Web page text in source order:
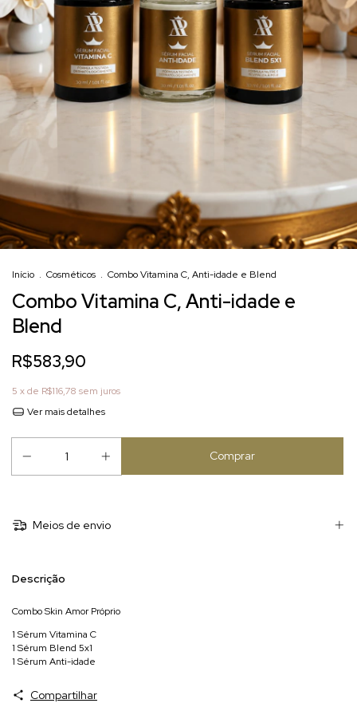
Início . Cosméticos . Combo Vitamina C, Anti-idade e Blend
Combo Vitamina C, Anti-idade e
Blend
R$583,90
5 x de R$116,78 sem juros
Ver mais detalhes
Meios de envio
Descrição
Combo Skin Amor Próprio
1 Sérum Vitamina C
1 Sérum Blend 5x1
1 Sérum Anti-idade
Compartilhar